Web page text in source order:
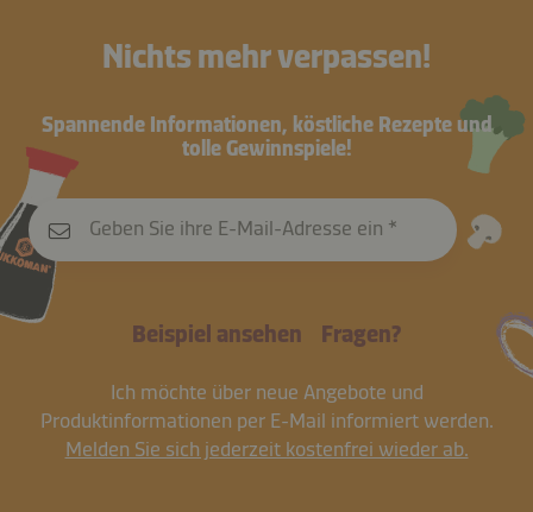
Nichts mehr verpassen!
Spannende Informationen, köstliche Rezepte und
tolle Gewinnspiele!
Geben Sie ihre E-Mail-Adresse ein
Beispiel ansehen Fragen?
Ich möchte über neue Angebote und
Produktinformationen per E-Mail informiert werden.
Melden Sie sich jederzeit kostenfrei wieder ab.